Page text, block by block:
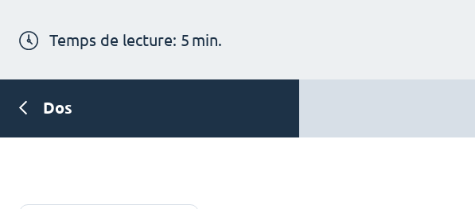
Temps de lecture: 5 min.
Dos